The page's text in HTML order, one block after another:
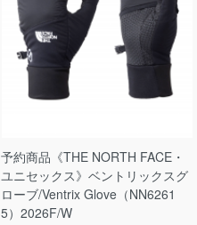
予約商品《THE NORTH FACE・
ユニセックス》ベントリックスグ
ローブ/Ventrix Glove（NN6261
5）2026F/W